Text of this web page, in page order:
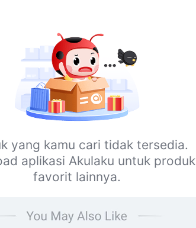
yang kamu cari tidak tersedia.
aplikasi Akulaku untuk produk
favorit lainnya.